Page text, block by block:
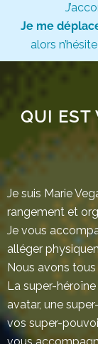
Je me
alors
QUI EST
Je suis Marie
rangement et
Je vous
alléger
Nous avons tous
La super-
avatar, une
vos super-